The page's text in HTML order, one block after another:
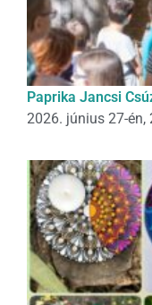
Paprika Jancsi
2026. június 27-én,